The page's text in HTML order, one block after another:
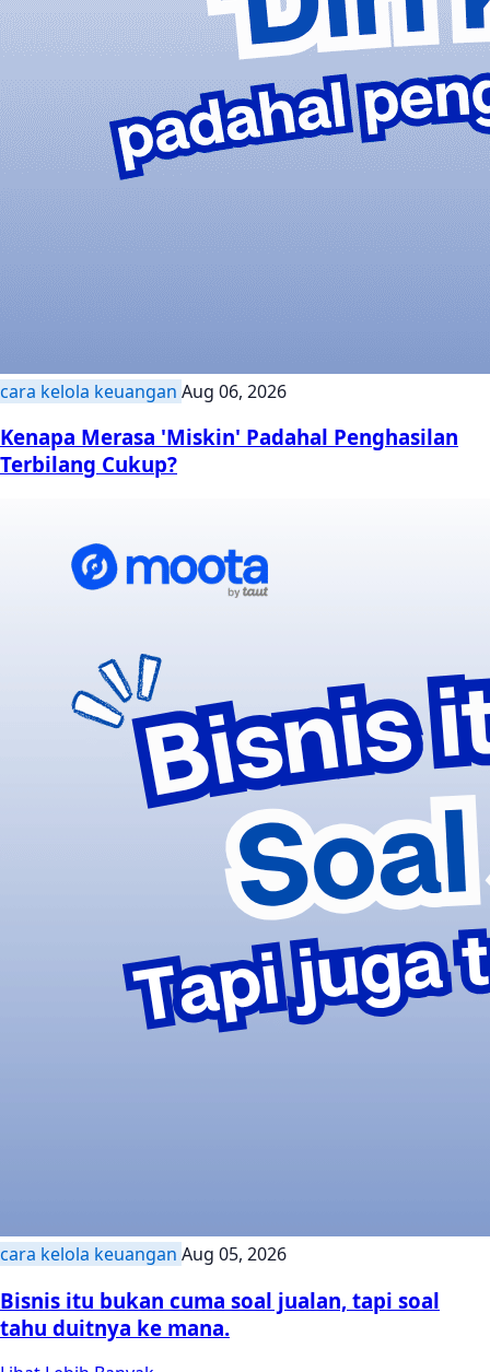
cara kelola keuangan Aug 06, 2026
Kenapa Merasa 'Miskin' Padahal Penghasilan
Terbilang Cukup?
cara kelola keuangan Aug 05, 2026
Bisnis itu bukan cuma soal jualan, tapi soal
tahu duitnya ke mana.